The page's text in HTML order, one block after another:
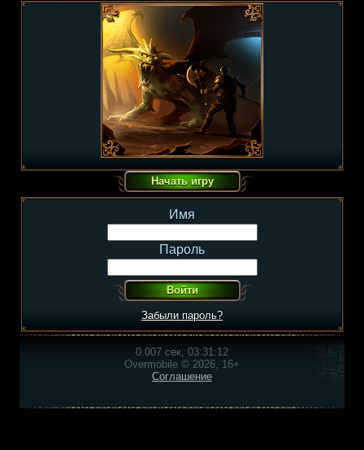
Имя
Пароль
Забыли пароль?
0.007 сек, 03:31:12
Overmobile © 2026, 16+
Соглашение